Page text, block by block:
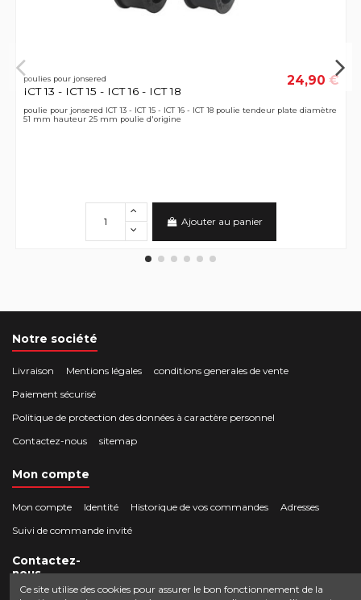
poulies pour jonsered
ICT 13 - ICT 15 - ICT 16 - ICT 18
24,90 €
poulie pour jonsered ICT 13 - ICT 15 - ICT 16 - ICT 18 poulie tendeur plate diamètre
51 mm hauteur 25 mm poulie d'origine
Ajouter au panier
Notre société
Livraison Mentions légales
conditions generales de vente
Paiement sécurisé
Politique de protection des données à caractère personnel
Contactez-nous
sitemap
Mon compte
Mon compte Identité Historique de vos commandes
Adresses
Suivi de commande invité
Contactez-
nous
Ce site utilise des cookies pour assurer le bon fonctionnement de la